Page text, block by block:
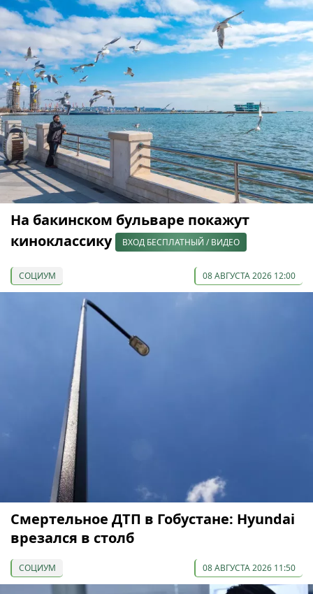
На бакинском бульваре покажут
киноклассику
ВХОД БЕСПЛАТНЫЙ / ВИДЕО
СОЦИУМ 08 АВГУСТА 2026 12:00
Смертельное ДТП в Гобустане: Hyundai
врезался в столб
СОЦИУМ 08 АВГУСТА 2026 11:50